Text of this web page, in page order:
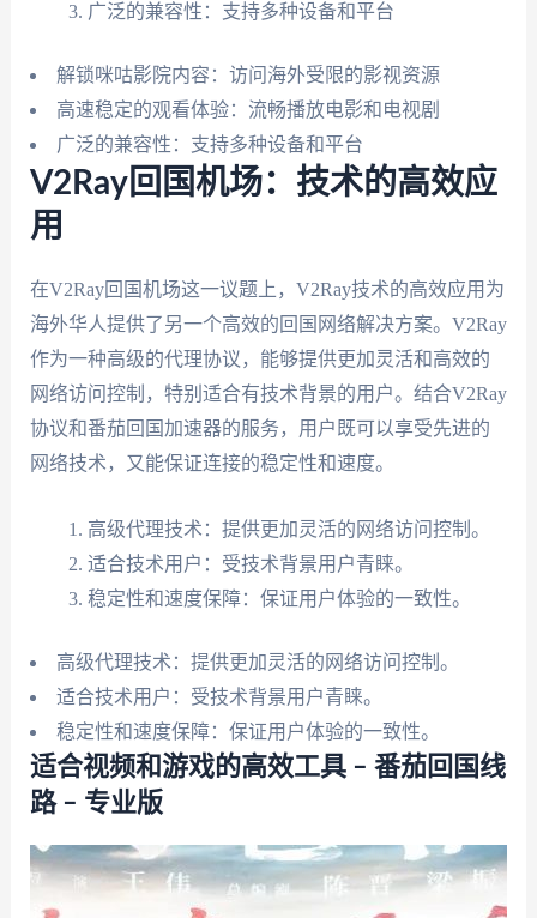
广泛的兼容性：支持多种设备和平台
解锁咪咕影院内容：访问海外受限的影视资源
高速稳定的观看体验：流畅播放电影和电视剧
广泛的兼容性：支持多种设备和平台
V2Ray回国机场：技术的高效应
用
在V2Ray回国机场这一议题上，V2Ray技术的高效应用为
海外华人提供了另一个高效的回国网络解决方案。V2Ray
作为一种高级的代理协议，能够提供更加灵活和高效的
网络访问控制，特别适合有技术背景的用户。结合V2Ray
协议和番茄回国加速器的服务，用户既可以享受先进的
网络技术，又能保证连接的稳定性和速度。
高级代理技术：提供更加灵活的网络访问控制。
适合技术用户：受技术背景用户青睐。
稳定性和速度保障：保证用户体验的一致性。
高级代理技术：提供更加灵活的网络访问控制。
适合技术用户：受技术背景用户青睐。
稳定性和速度保障：保证用户体验的一致性。
适合视频和游戏的高效工具 – 番茄回国线
路 – 专业版